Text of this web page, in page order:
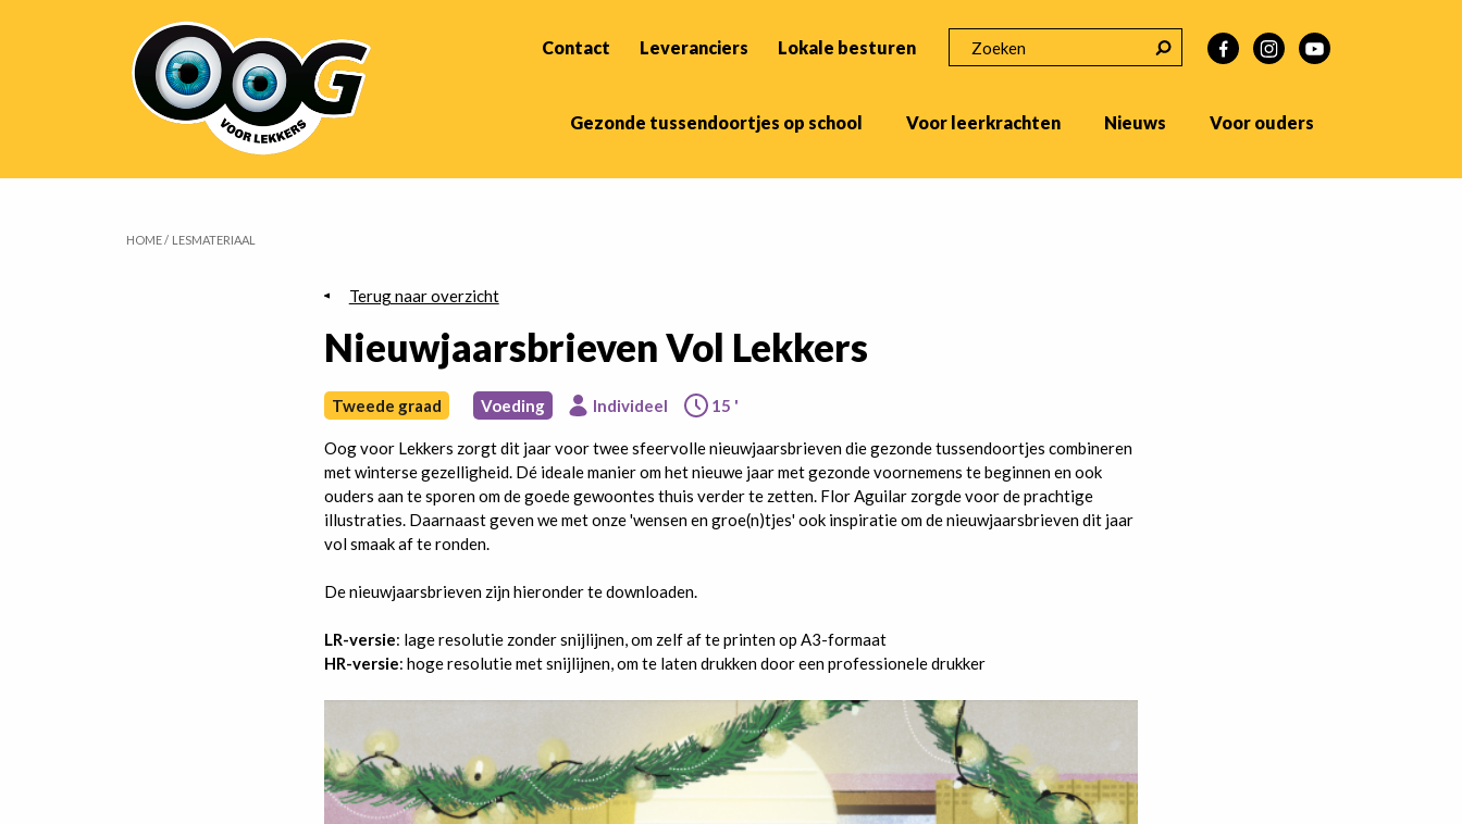
Contact Leveranciers Lokale besturen
Gezonde tussendoortjes op school Voor leerkrachten Nieuws Voor ouders
HOME LESMATERIAAL
Terug naar overzicht
Nieuwjaarsbrieven Vol Lekkers
Tweede graad Voeding Individeel 15 '
Oog voor Lekkers zorgt dit jaar voor twee sfeervolle nieuwjaarsbrieven die gezonde tussendoortjes combineren
met winterse gezelligheid. Dé ideale manier om het nieuwe jaar met gezonde voornemens te beginnen en ook
ouders aan te sporen om de goede gewoontes thuis verder te zetten. Flor Aguilar zorgde voor de prachtige
illustraties. Daarnaast geven we met onze 'wensen en groe(n)tjes' ook inspiratie om de nieuwjaarsbrieven dit jaar
vol smaak af te ronden.
De nieuwjaarsbrieven zijn hieronder te downloaden.
LR-versie: lage resolutie zonder snijlijnen, om zelf af te printen op A3-formaat
HR-versie: hoge resolutie met snijlijnen, om te laten drukken door een professionele drukker